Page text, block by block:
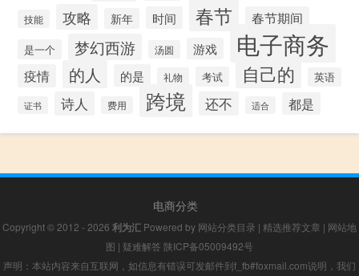
技能 攻略 新年 时间 春节 春节期间
是一个 梦幻西游 汤圆 游戏 电子商务
疫情 的人 的是 礼物 考试 自己的 英语
证书 诗人 费用 跨境 还不 适合 都是
电商分类
Copyright © 2012 - 2026 利为汇 Powered by 网站分类目录 | 精选推荐文章 | 网站地
图 | 疑难解答 陕ICP备05009492号
声明：本站内容来自互联网，如信息有错误可发邮件到f_fb#foxmail.com说明，我们